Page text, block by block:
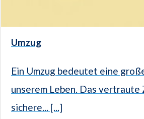
Umzug
Ein Umzug bedeutet eine
unserem Leben. Das vertraute
sichere... [...]